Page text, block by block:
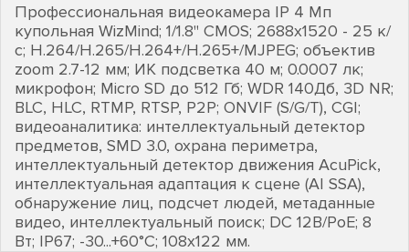
Профессиональная видеокамера IP 4 Мп
купольная WizMind; 1/1.8" CMOS; 2688х1520 - 25 к/
с; H.264/H.265/H.264+/H.265+/MJPEG; объектив
zoom 2.7-12 мм; ИК подсветка 40 м; 0.0007 лк;
микрофон; Micro SD до 512 Гб; WDR 140Дб, 3D NR;
BLC, HLC, RTMP, RTSP, P2P; ONVIF (S/G/T), CGI;
видеоаналитика: интеллектуальный детектор
предметов, SMD 3.0, охрана периметра,
интеллектуальный детектор движения AcuPick,
интеллектуальная адаптация к сцене (AI SSA),
обнаружение лиц, подсчет людей, метаданные
видео, интеллектуальный поиск; DC 12В/PoE; 8
Вт; IP67; -30...+60°C; 108х122 мм.